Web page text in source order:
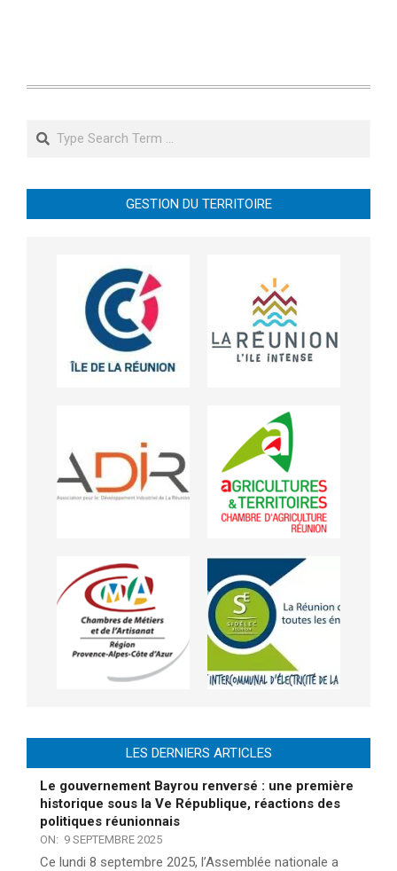
Search
GESTION DU TERRITOIRE
LES DERNIERS ARTICLES
Le gouvernement Bayrou renversé : une première
historique sous la Ve République, réactions des
politiques réunionnais
ON: 9 SEPTEMBRE 2025
Ce lundi 8 septembre 2025, l’Assemblée nationale a